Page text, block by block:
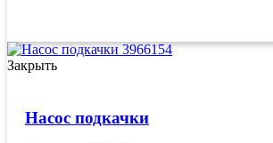
Закрыть
Насос подкачки